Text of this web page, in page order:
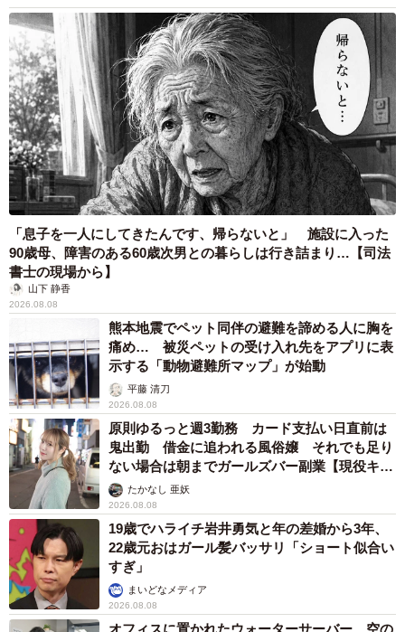
「息子を一人にしてきたんです、帰らないと」 施設に入った
90歳母、障害のある60歳次男との暮らしは行き詰まり…【司法
書士の現場から】
山下 静香
2026.08.08
熊本地震でペット同伴の避難を諦める人に胸を
痛め… 被災ペットの受け入れ先をアプリに表
示する「動物避難所マップ」が始動
平藤 清刀
2026.08.08
原則ゆるっと週3勤務 カード支払い日直前は
鬼出勤 借金に追われる風俗嬢 それでも足り
ない場合は朝までガールズバー副業【現役キャ
ストに取材】
たかなし 亜妖
2026.08.08
19歳でハライチ岩井勇気と年の差婚から3年、
22歳元おはガール髪バッサリ「ショート似合い
すぎ」
まいどなメディア
2026.08.08
オフィスに置かれたウォーターサーバー 空の